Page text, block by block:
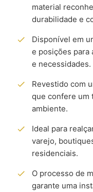
material
durabilidade e
Disponível em
e posições para
e necessidades.
Revestido com
que confere um
ambiente.
Ideal para
varejo,
residenciais.
O processo de
garante uma